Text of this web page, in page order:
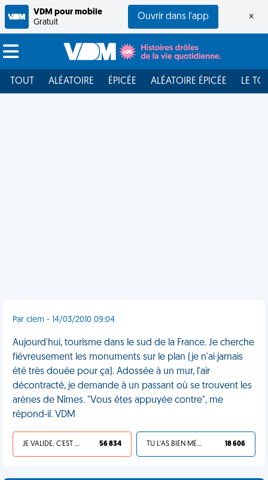
VDM pour mobile
Gratuit
Ouvrir dans l'app ×
TOUT ALÉATOIRE ÉPICÉE ALÉATOIRE ÉPICÉE LE
Par clem - 14/03/2010 09:04
Aujourd'hui, tourisme dans le sud de la France. Je cherche
fiévreusement les monuments sur le plan (je n'ai jamais
été très douée pour ça). Adossée à un mur, l'air
décontracté, je demande à un passant où se trouvent les
arènes de Nîmes. "Vous êtes appuyée contre", me
répond-il. VDM
JE VALIDE, C'EST UNE VDM 56 834 TU L'AS BIEN MÉRITÉ 18 606